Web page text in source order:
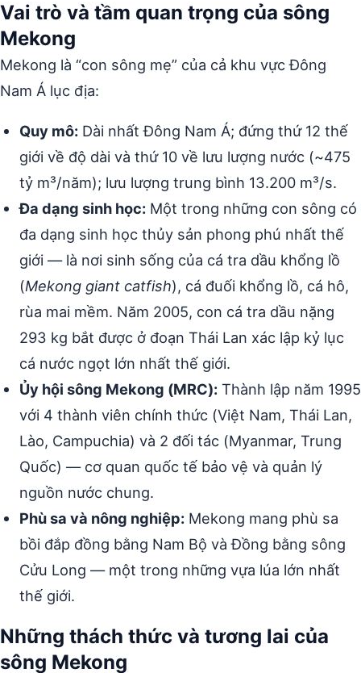
Vai trò và tầm quan trọng của sông
Mekong
Mekong là “con sông mẹ” của cả khu vực Đông
Nam Á lục địa:
Quy mô: Dài nhất Đông Nam Á; đứng thứ 12 thế
giới về độ dài và thứ 10 về lưu lượng nước (~475
tỷ m³/năm); lưu lượng trung bình 13.200 m³/s.
Đa dạng sinh học: Một trong những con sông có
đa dạng sinh học thủy sản phong phú nhất thế
giới — là nơi sinh sống của cá tra dầu khổng lồ
(Mekong giant catfish), cá đuối khổng lồ, cá hô,
rùa mai mềm. Năm 2005, con cá tra dầu nặng
293 kg bắt được ở đoạn Thái Lan xác lập kỷ lục
cá nước ngọt lớn nhất thế giới.
Ủy hội sông Mekong (MRC): Thành lập năm 1995
với 4 thành viên chính thức (Việt Nam, Thái Lan,
Lào, Campuchia) và 2 đối tác (Myanmar, Trung
Quốc) — cơ quan quốc tế bảo vệ và quản lý
nguồn nước chung.
Phù sa và nông nghiệp: Mekong mang phù sa
bồi đắp đồng bằng Nam Bộ và Đồng bằng sông
Cửu Long — một trong những vựa lúa lớn nhất
thế giới.
Những thách thức và tương lai của
sông Mekong